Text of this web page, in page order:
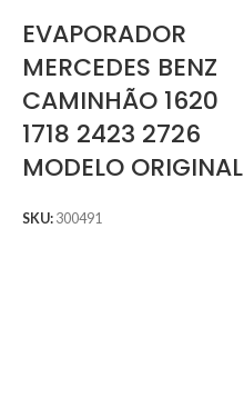
EVAPORADOR
MERCEDES BENZ
CAMINHÃO 1620
1718 2423 2726
MODELO ORIGINAL
SKU: 300491